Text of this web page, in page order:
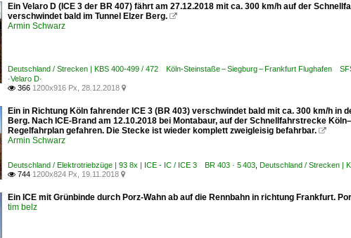
Ein Velaro D (ICE 3 der BR 407) fährt am 27.12.2018 mit ca. 300 km/h auf der
verschwindet bald im Tunnel Elzer Berg. 
Armin Schwarz
Deutschland / Strecken | KBS 400-499 / 472 Köln-Steinstaße – Siegburg – Frankfurt Flughafen
·Velaro D·
 366 1200x916 Px, 28.12.2018 
Ein in Richtung Köln fahrender ICE 3 (BR 403) verschwindet bald mit ca. 300 km/h in
Berg. Nach ICE-Brand am 12.10.2018 bei Montabaur, auf der Schnellfahrstrecke
Regelfahrplan gefahren. Die Stecke ist wieder komplett zweigleisig befahrbar. 
Armin Schwarz
Deutschland / Elektrotriebzüge | 93 8x | ICE - IC / ICE 3 BR 403 · 5 403 Deutschland / Strecken |
 744 1200x824 Px, 19.11.2018 
Ein ICE mit Grünbinde durch Porz-Wahn ab auf die Rennbahn in richtung Frankfurt.
tim belz